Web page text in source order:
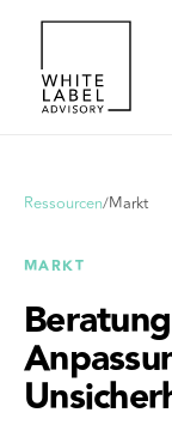
Ressourcen/Markt
MARKT